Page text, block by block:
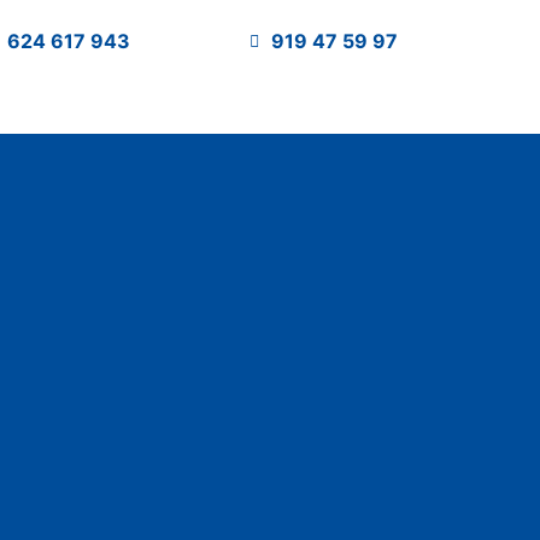
624 617 943 919 47 59 97